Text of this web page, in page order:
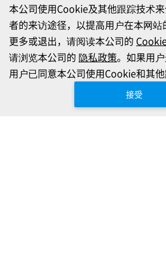
本公司使用Cookie及其他跟踪技术
者的来访途径，以提高用户在本网
更多或退出，请阅读本公司的
请浏览本公司的 隐私政策。如果用
用户已同意本公司使用Cookie和其他
接受